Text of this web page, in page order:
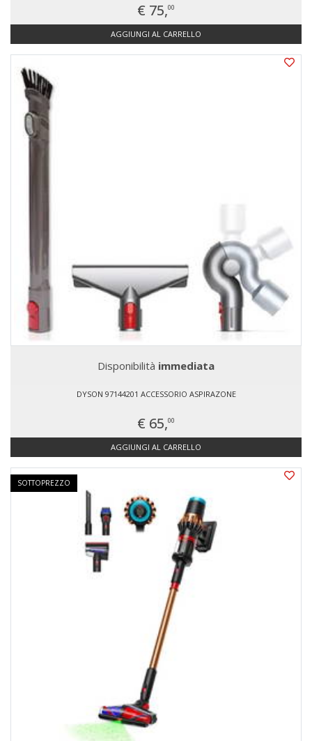
€ 75,00
AGGIUNGI AL CARRELLO
Disponibilità immediata
DYSON 97144201 ACCESSORIO ASPIRAZONE
€ 65,00
AGGIUNGI AL CARRELLO
SOTTOPREZZO